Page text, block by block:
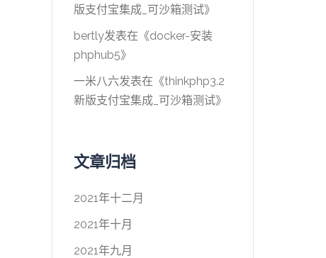
版支付宝集成_可沙箱测试》
bertly发表在《docker-安装
phphub5》
一米八六发表在《thinkphp3.2
新版支付宝集成_可沙箱测试》
文章归档
2021年十二月
2021年十月
2021年九月